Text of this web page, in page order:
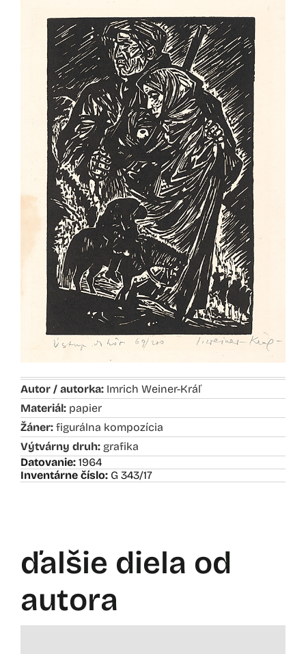
Autor / autorka: Imrich Weiner-Kráľ
Materiál: papier
Žáner: figurálna kompozícia
Výtvárny druh: grafika
Datovanie: 1964
Inventárne číslo: G 343/17
ďalšie diela od
autora